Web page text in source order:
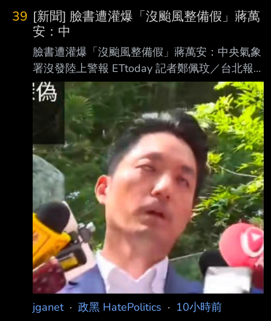
陳沂則質疑，同樣投入BNT疫苗採購的台積電、
永齡基金會並未傳出類似情況，不能因 慈濟遭
遇詐騙，就藉此洗台灣人記憶。 慈濟疫苗採購
遭詐騙 陳時中要求道歉 陳沂在臉書發文指
出，疫情爆發時，政府表示無法購得BNT疫苗，
促使民間力量介入，其 中台積電與永齡基金會
分別採購500萬劑BNT疫苗捐贈，後續慈濟基金
會也加入採購行列， 同樣購買
39 [新聞] 臉書遭灌爆「沒颱風整備假」蔣萬
安：中
臉書遭灌爆「沒颱風整備假」蔣萬安：中央氣象
署沒發陸上警報 ETtoday 記者鄭佩玟／台北報
導 中度颱風白海豚雖未直接朝台灣撲來，不過
其外圍環流仍明顯影響北台灣，中央氣象署今
（9日）上午8時30分持續發布海上颱風警報，
有網友湧入台北市蔣萬安臉書嗆，「颱風假的
標準到底在哪裡？為什麼沒有颱風整備假？」蔣
萬安受訪回應，氣象署這次沒有發布陸上颱 風
警報，昨天經過4市討論後今天就沒有宣布停班
課，根據評估，也許到下午或傍晚 時間，慢慢
經過台灣北部上方，再往西移動，漸漸就會趨
緩。 蔣萬安今日上午主持白海豚颱風第3次
jganet· 政黑 HatePolitics · 10小時前